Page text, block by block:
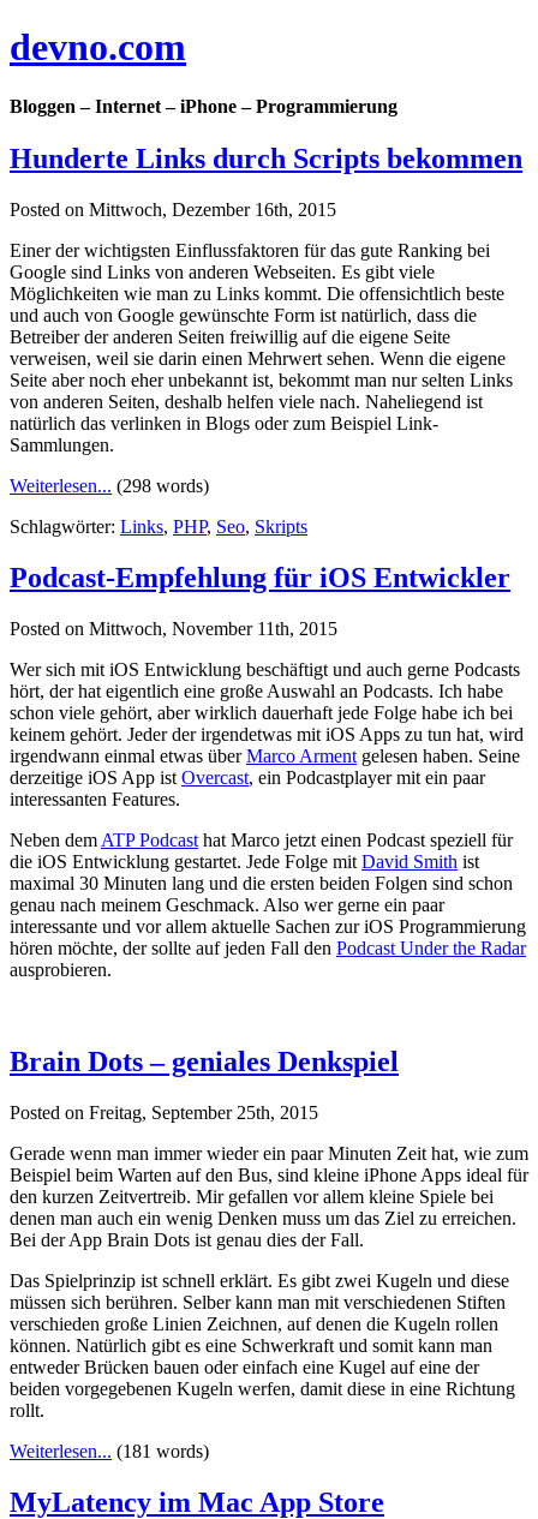
devno.com
Bloggen – Internet – iPhone – Programmierung
Hunderte Links durch Scripts bekommen
Posted on Mittwoch, Dezember 16th, 2015
Einer der wichtigsten Einflussfaktoren für das gute Ranking bei
Google sind Links von anderen Webseiten. Es gibt viele
Möglichkeiten wie man zu Links kommt. Die offensichtlich beste
und auch von Google gewünschte Form ist natürlich, dass die
Betreiber der anderen Seiten freiwillig auf die eigene Seite
verweisen, weil sie darin einen Mehrwert sehen. Wenn die eigene
Seite aber noch eher unbekannt ist, bekommt man nur selten Links
von anderen Seiten, deshalb helfen viele nach. Naheliegend ist
natürlich das verlinken in Blogs oder zum Beispiel Link-
Sammlungen.
Weiterlesen... (298 words)
Schlagwörter: Links, PHP, Seo, Skripts
Podcast-Empfehlung für iOS Entwickler
Posted on Mittwoch, November 11th, 2015
Wer sich mit iOS Entwicklung beschäftigt und auch gerne Podcasts
hört, der hat eigentlich eine große Auswahl an Podcasts. Ich habe
schon viele gehört, aber wirklich dauerhaft jede Folge habe ich bei
keinem gehört. Jeder der irgendetwas mit iOS Apps zu tun hat, wird
irgendwann einmal etwas überMarco Arment gelesen haben. Seine
derzeitige iOS App ist Overcast, ein Podcastplayer mit ein paar
interessanten Features.
Neben dem ATP Podcast hat Marco jetzt einen Podcast speziell für
die iOS Entwicklung gestartet. Jede Folge mit David Smith ist
maximal 30 Minuten lang und die ersten beiden Folgen sind schon
genau nach meinem Geschmack. Also wer gerne ein paar
interessante und vor allem aktuelle Sachen zur iOS Programmierung
hören möchte, der sollte auf jeden Fall den Podcast Under the Radar
ausprobieren.
Brain Dots – geniales Denkspiel
Posted on Freitag, September 25th, 2015
Gerade wenn man immer wieder ein paar Minuten Zeit hat, wie zum
Beispiel beim Warten auf den Bus, sind kleine iPhone Apps ideal für
den kurzen Zeitvertreib. Mir gefallen vor allem kleine Spiele bei
denen man auch ein wenig Denken muss um das Ziel zu erreichen.
Bei der App Brain Dots ist genau dies der Fall.
Das Spielprinzip ist schnell erklärt. Es gibt zwei Kugeln und diese
müssen sich berühren. Selber kann man mit verschiedenen Stiften
verschieden große Linien Zeichnen, auf denen die Kugeln rollen
können. Natürlich gibt es eine Schwerkraft und somit kann man
entweder Brücken bauen oder einfach eine Kugel auf eine der
beiden vorgegebenen Kugeln werfen, damit diese in eine Richtung
rollt.
Weiterlesen... (181 words)
MyLatency im Mac App Store